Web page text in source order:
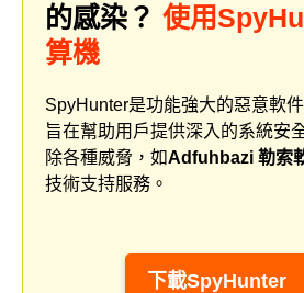
的感染？ 使用
算機
SpyHunter是功能強大的惡意軟
旨在幫助用戶提供深入的系統安
除各種威脅，如Adfuhbazi 勒索
技術支持服務。
下載SpyHunter